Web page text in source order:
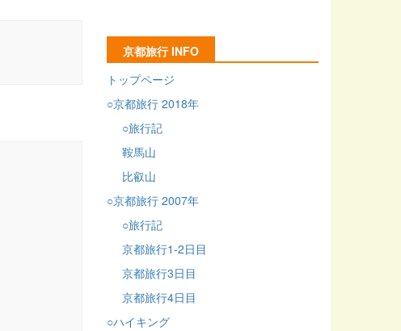
京都旅行 INFO
トップページ
○京都旅行 2018年
○旅行記
鞍馬山
比叡山
○京都旅行 2007年
○旅行記
京都旅行1-2日目
京都旅行3日目
京都旅行4日目
○ハイキング